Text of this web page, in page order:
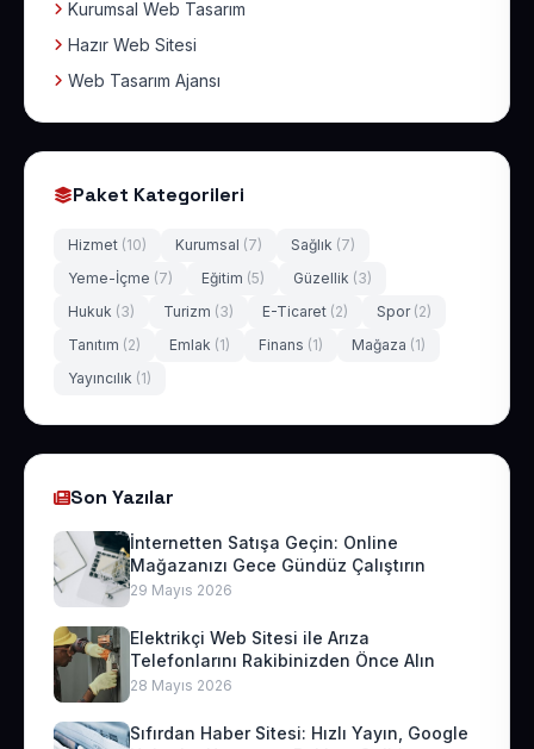
Kurumsal Web Tasarım
Hazır Web Sitesi
Web Tasarım Ajansı
Paket Kategorileri
Hizmet (10) Kurumsal (7) Sağlık (7)
Yeme-İçme (7) Eğitim (5) Güzellik (3)
Hukuk (3) Turizm (3) E-Ticaret (2) Spor (2)
Tanıtım (2) Emlak (1) Finans (1) Mağaza (1)
Yayıncılık (1)
Son Yazılar
İnternetten Satışa Geçin: Online
Mağazanızı Gece Gündüz Çalıştırın
29 Mayıs 2026
Elektrikçi Web Sitesi ile Arıza
Telefonlarını Rakibinizden Önce Alın
28 Mayıs 2026
Sıfırdan Haber Sitesi: Hızlı Yayın, Google